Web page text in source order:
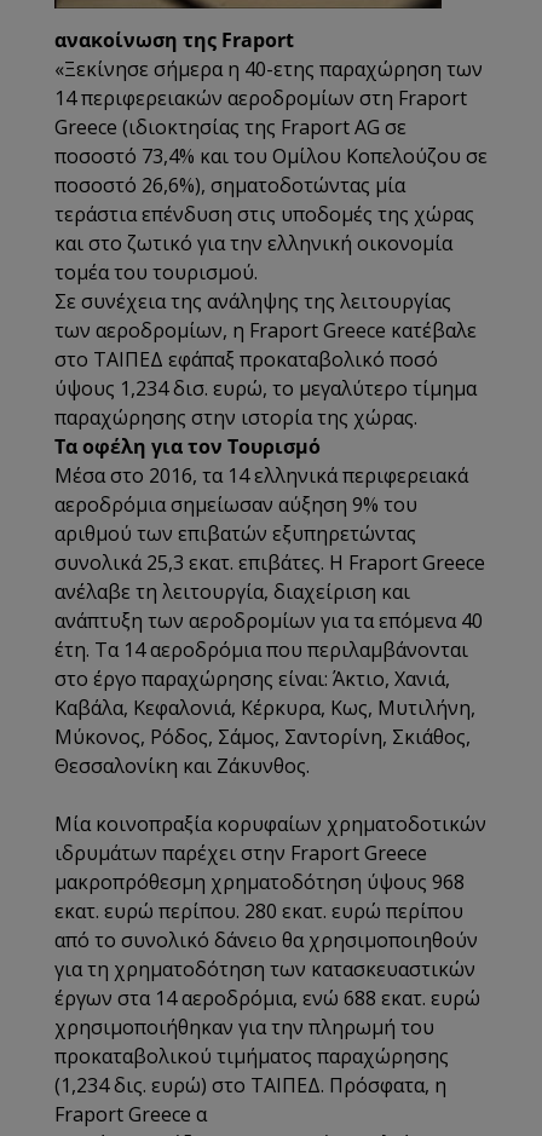
ανακοίνωση της Fraport
«Ξεκίνησε σήμερα η 40-ετης παραχώρηση των
14 περιφερειακών αεροδρομίων στη Fraport
Greece (ιδιοκτησίας της Fraport AG σε
ποσοστό 73,4% και του Ομίλου Κοπελούζου σε
ποσοστό 26,6%), σηματοδοτώντας μία
τεράστια επένδυση στις υποδομές της χώρας
και στο ζωτικό για την ελληνική οικονομία
τομέα του τουρισμού.
Σε συνέχεια της ανάληψης της λειτουργίας
των αεροδρομίων, η Fraport Greece κατέβαλε
στο ΤΑΙΠΕΔ εφάπαξ προκαταβολικό ποσό
ύψους 1,234 δισ. ευρώ, το μεγαλύτερο τίμημα
παραχώρησης στην ιστορία της χώρας.
Τα οφέλη για τον Τουρισμό
Μέσα στο 2016, τα 14 ελληνικά περιφερειακά
αεροδρόμια σημείωσαν αύξηση 9% του
αριθμού των επιβατών εξυπηρετώντας
συνολικά 25,3 εκατ. επιβάτες. Η Fraport Greece
ανέλαβε τη λειτουργία, διαχείριση και
ανάπτυξη των αεροδρομίων για τα επόμενα 40
έτη. Τα 14 αεροδρόμια που περιλαμβάνονται
στο έργο παραχώρησης είναι: Άκτιο, Χανιά,
Καβάλα, Κεφαλονιά, Κέρκυρα, Κως, Μυτιλήνη,
Μύκονος, Ρόδος, Σάμος, Σαντορίνη, Σκιάθος,
Θεσσαλονίκη και Ζάκυνθος.
Μία κοινοπραξία κορυφαίων χρηματοδοτικών
ιδρυμάτων παρέχει στην Fraport Greece
μακροπρόθεσμη χρηματοδότηση ύψους 968
εκατ. ευρώ περίπου. 280 εκατ. ευρώ περίπου
από το συνολικό δάνειο θα χρησιμοποιηθούν
για τη χρηματοδότηση των κατασκευαστικών
έργων στα 14 αεροδρόμια, ενώ 688 εκατ. ευρώ
χρησιμοποιήθηκαν για την πληρωμή του
προκαταβολικού τιμήματος παραχώρησης
(1,234 δις. ευρώ) στο ΤΑΙΠΕΔ. Πρόσφατα, η
Fraport Greece α